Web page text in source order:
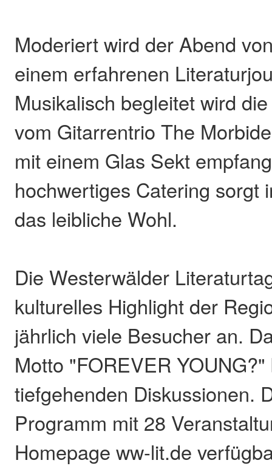
Moderiert wird der Abend
einem erfahrenen
Musikalisch begleitet wird
vom Gitarrentrio The
mit einem Glas Sekt
hochwertiges Catering sorgt
das leibliche Wohl.
Die Westerwälder
kulturelles Highlight der
jährlich viele Besucher an.
Motto "FOREVER
tiefgehenden Diskussionen.
Programm mit 28
Homepage ww-lit.de